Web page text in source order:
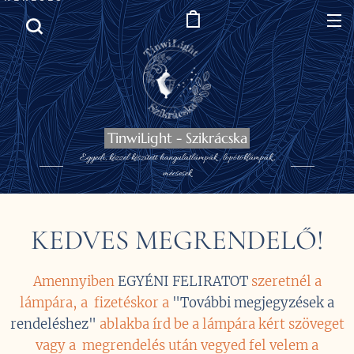
TinwiLight - Szikrácska
Egyedi, kézzel készített hangulatlámpák , lopótöklámpák,,
mécsesek
KEDVES MEGRENDELŐ!
Amennyiben EGYÉNI FELIRATOT szeretnél a
lámpára, a fizetéskor a "További megjegyzések a
rendeléshez" ablakba írd be a lámpára kért szöveget
vagy a megrendelés után vegyed fel velem a